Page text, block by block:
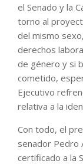
el Senado y la
torno al
del mismo
derechos
de género y si
cometido,
Ejecutivo
relativa a la
Con todo, el
senador Pedro
certificado a la